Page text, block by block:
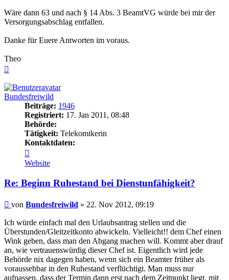
Wäre dann 63 und nach § 14 Abs. 3 BeamtVG würde bei mir der
Versorgungsabschlag entfallen.
Danke für Euere Antworten im voraus.
Theo
Bundesfreiwild
Beiträge: 1946
Registriert: 17. Jan 2011, 08:48
Behörde:
Tätigkeit: Telekomikerin
Kontaktdaten:
von
Bundesfreiwild
Website
Re: Beginn Ruhestand bei Dienstunfähigkeit?
Beitrag
von Bundesfreiwild » 22. Nov 2012, 09:19
Ich würde einfach mal den Urlaubsantrag stellen und die
Überstunden/Gleitzeitkonto abwickeln. Vielleicht!! dem Chef einen
Wink geben, dass man den Abgang machen will. Kommt aber drauf
an, wie vertrauenswürdig dieser Chef ist. Eigentlich wird jede
Behörde nix dagegen haben, wenn sich ein Beamter früher als
voraussehbar in den Ruhestand verflüchtigt. Man muss nur
aufpassen, dass der Termin dann erst nach dem Zeitpunkt liegt, mit